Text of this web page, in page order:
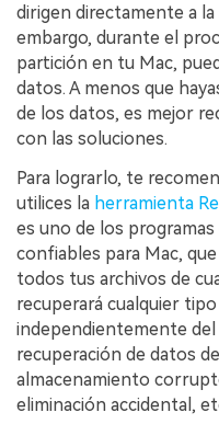
dirigen directamente a
embargo, durante el
partición en tu Mac,
datos.󠀲󠀡󠀩󠀣󠀡󠀣󠀠󠀤󠀣󠀳󠀰 A menos que
de los datos, es mejor
con las soluciones.󠀲󠀡󠀩󠀣󠀡󠀣󠀠󠀤󠀤󠀳
Para lograrlo, te
utilices la herramienta
es uno de los
confiables para Mac,
todos tus archivos de
recuperará cualquier
independientemente
recuperación de datos
almacenamiento
eliminación accidental,